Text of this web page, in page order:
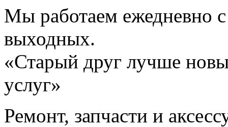
Мы работаем ежедневно
выходных.
«Старый друг лучше
услуг»
Ремонт, запчасти и